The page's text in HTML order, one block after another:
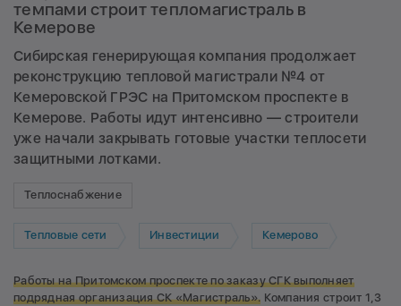
темпами строит тепломагистраль в
Кемерове
Сибирская генерирующая компания продолжает
реконструкцию тепловой магистрали №4 от
Кемеровской ГРЭС на Притомском проспекте в
Кемерове. Работы идут интенсивно — строители
уже начали закрывать готовые участки теплосети
защитными лотками.
Теплоснабжение
Тепловые сети Инвестиции Кемерово
Работы на Притомском проспекте по заказу СГК выполняет
подрядная организация СК «Магистраль». Компания строит 1,3